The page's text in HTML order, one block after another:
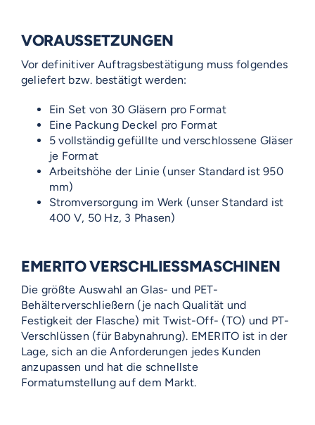
VORAUSSETZUNGEN
Vor definitiver Auftragsbestätigung muss folgendes
geliefert bzw. bestätigt werden:
Ein Set von 30 Gläsern pro Format
Eine Packung Deckel pro Format
5 vollständig gefüllte und verschlossene Gläser
je Format
Arbeitshöhe der Linie (unser Standard ist 950
mm)
Stromversorgung im Werk (unser Standard ist
400 V, 50 Hz, 3 Phasen)
EMERITO VERSCHLIESSMASCHINEN
Die größte Auswahl an Glas- und PET-
Behälterverschließern (je nach Qualität und
Festigkeit der Flasche) mit Twist-Off- (TO) und PT-
Verschlüssen (für Babynahrung). EMERITO ist in der
Lage, sich an die Anforderungen jedes Kunden
anzupassen und hat die schnellste
Formatumstellung auf dem Markt.